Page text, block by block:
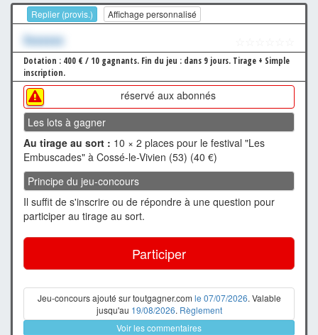
Replier (provis.) Affichage personnalisé
Xxxxxxx
Dotation : 400 € / 10 gagnants. Fin du jeu : dans 9 jours. Tirage + Simple
inscription.
réservé aux abonnés
Les lots à gagner
Au tirage au sort : 10 × 2 places pour le festival "Les
Embuscades" à Cossé-le-Vivien (53) (40 €)
Principe du jeu-concours
Il suffit de s'inscrire ou de répondre à une question pour
participer au tirage au sort.
Participer
Jeu-concours ajouté sur toutgagner.com le 07/07/2026. Valable
jusqu'au 19/08/2026. Règlement
Voir les commentaires